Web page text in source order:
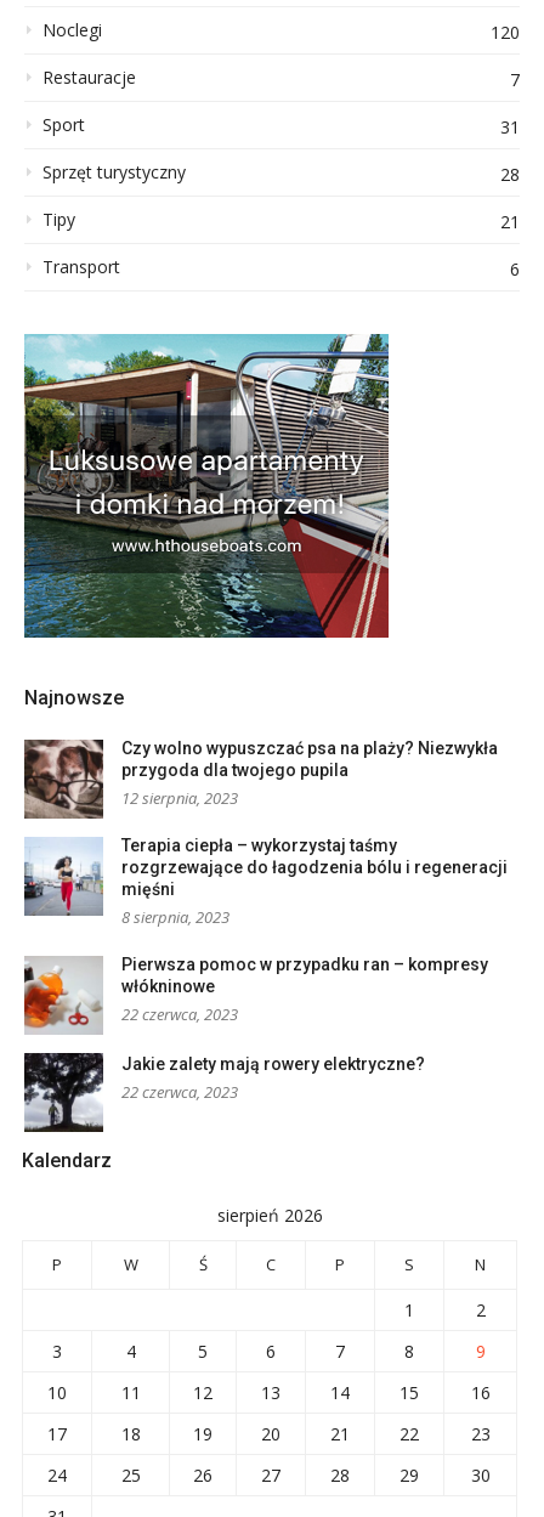
Noclegi
120
Restauracje
7
Sport
31
Sprzęt turystyczny
28
Tipy
21
Transport
6
Najnowsze
Czy wolno wypuszczać psa na plaży? Niezwykła
przygoda dla twojego pupila
12 sierpnia, 2023
Terapia ciepła – wykorzystaj taśmy
rozgrzewające do łagodzenia bólu i regeneracji
mięśni
8 sierpnia, 2023
Pierwsza pomoc w przypadku ran – kompresy
włókninowe
22 czerwca, 2023
Jakie zalety mają rowery elektryczne?
22 czerwca, 2023
Kalendarz
sierpień 2026
P W Ś C P S N
1
2
3
4 5 6 7 8
9
10
11 12 13 14 15
16
17
18 19 20 21 22
23
24
25 26 27 28 29
30